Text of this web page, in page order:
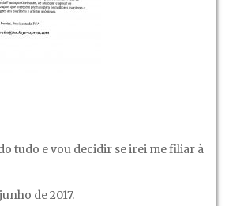
tudo e vou decidir se irei me filiar à
de 2017.